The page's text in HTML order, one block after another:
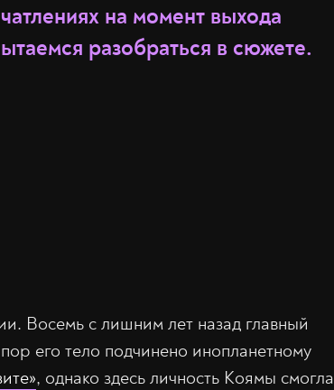
на момент выхода
разобраться в сюжете.
Восемь с лишним лет назад главный
его тело подчинено инопланетному
, однако здесь личность Коямы смогла